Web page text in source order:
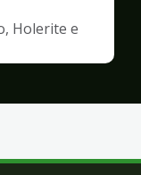
Holerite e